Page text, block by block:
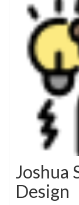
Joshua
Design